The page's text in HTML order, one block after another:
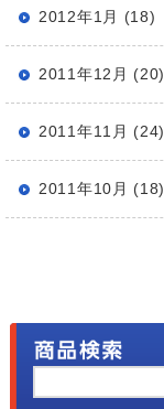
2012年1月 (18)
2011年12月 (20)
2011年11月 (24)
2011年10月 (18)